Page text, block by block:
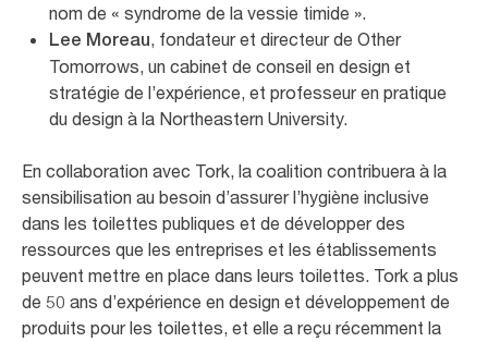
nom de « syndrome de la vessie timide ».
Lee Moreau, fondateur et directeur de Other
Tomorrows, un cabinet de conseil en design et
stratégie de l’expérience, et professeur en pratique
du design à la Northeastern University.
En collaboration avec Tork, la coalition contribuera à la
sensibilisation au besoin d’assurer l’hygiène inclusive
dans les toilettes publiques et de développer des
ressources que les entreprises et les établissements
peuvent mettre en place dans leurs toilettes. Tork a plus
de 50 ans d’expérience en design et développement de
produits pour les toilettes, et elle a reçu récemment la